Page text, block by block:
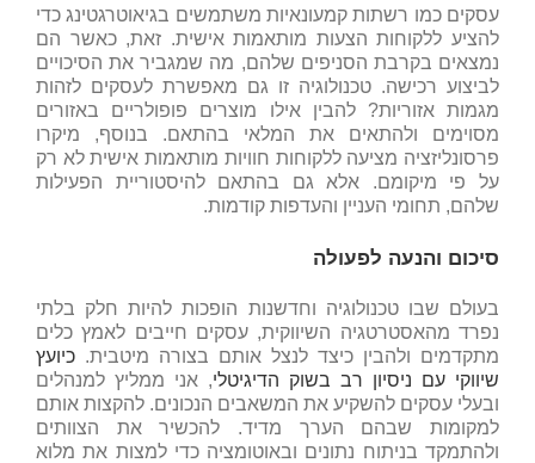
עסקים כמו רשתות קמעונאיות משתמשים בגיאוטרגטינג כדי
להציע ללקוחות הצעות מותאמות אישית. זאת, כאשר הם
נמצאים בקרבת הסניפים שלהם, מה שמגביר את הסיכויים
לביצוע רכישה. טכנולוגיה זו גם מאפשרת לעסקים לזהות
מגמות אזוריות? להבין אילו מוצרים פופולריים באזורים
מסוימים ולהתאים את המלאי בהתאם. בנוסף, מיקרו
פרסונליזציה מציעה ללקוחות חוויות מותאמות אישית לא רק
על פי מיקומם. אלא גם בהתאם להיסטוריית הפעילות
שלהם, תחומי העניין והעדפות קודמות.
סיכום והנעה לפעולה
בעולם שבו טכנולוגיה וחדשנות הופכות להיות חלק בלתי
נפרד מהאסטרטגיה השיווקית, עסקים חייבים לאמץ כלים
מתקדמים ולהבין כיצד לנצל אותם בצורה מיטבית. כיועץ
שיווקי עם ניסיון רב בשוק הדיגיטלי, אני ממליץ למנהלים
ובעלי עסקים להשקיע את המשאבים הנכונים. להקצות אותם
למקומות שבהם הערך מדיד. להכשיר את הצוותים
ולהתמקד בניתוח נתונים ובאוטומציה כדי למצות את מלוא